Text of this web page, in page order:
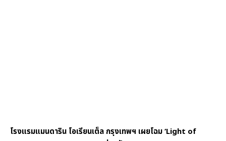
โรงแรมแมนดาริน โอเรียนเต็ล กรุงเทพฯ เผยโฉม ‘Light of